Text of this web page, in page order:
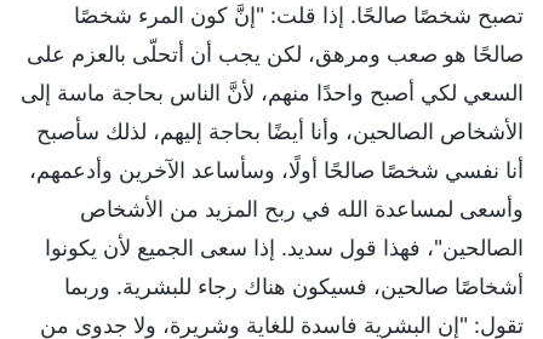
تصبح شخصًا صالحًا. إذا قلت: "إنَّ كون المرء شخصًا
صالحًا هو صعب ومرهق، لكن يجب أن أتحلّى بالعزم على
السعي لكي أصبح واحدًا منهم، لأنَّ الناس بحاجة ماسة إلى
الأشخاص الصالحين، وأنا أيضًا بحاجة إليهم، لذلك سأصبح
أنا نفسي شخصًا صالحًا أولًا، وسأساعد الآخرين وأدعمهم،
وأسعى لمساعدة الله في ربح المزيد من الأشخاص
الصالحين"، فهذا قول سديد. إذا سعى الجميع لأن يكونوا
أشخاصًا صالحين، فسيكون هناك رجاء للبشرية. وربما
تقول: "إن البشرية فاسدة للغاية وشريرة، ولا جدوى من